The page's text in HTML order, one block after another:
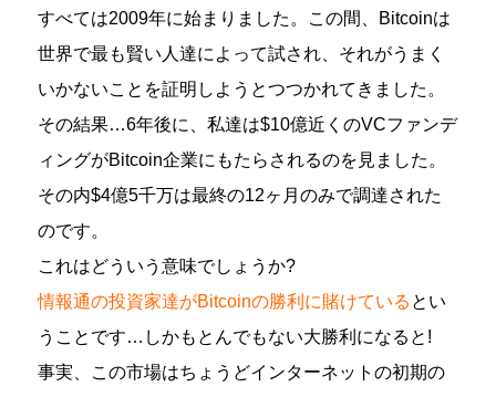
すべては2009年に始まりました。この間、Bitcoinは
世界で最も賢い人達によって試され、それがうまく
いかないことを証明しようとつつかれてきました。
その結果…6年後に、私達は$10億近くのVCファンデ
ィングがBitcoin企業にもたらされるのを見ました。
その内$4億5千万は最終の12ヶ月のみで調達された
のです。
これはどういう意味でしょうか?
情報通の投資家達がBitcoinの勝利に賭けている とい
うことです…しかもとんでもない大勝利になると!
事実、この市場はちょうどインターネットの初期の